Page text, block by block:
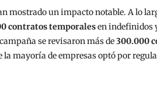
mostrado un impacto notable. A lo
contratos temporalesen indefinidos
se revisaron más de300.000
mayoría de empresas optó por